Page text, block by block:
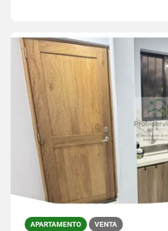
APARTAMENTO VENTA